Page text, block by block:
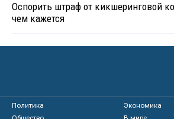
Оспорить штраф от кикшеринговой
чем кажется
Политика
Экономика